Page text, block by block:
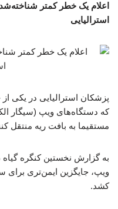
اعلام یک خطر کمتر
استرالیایی
پزشکان استرالیایی در یکی
که دستگاه‌های ویپ (سیگار
مستقیما به بافت ریه منتقل
به گزارش نخستین کنگره گیاه
ویپ، جایگزین ایمن‌تری
کشد.